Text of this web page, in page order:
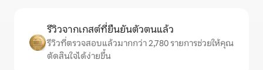
รีวิวจากเกสต์ที่ยืนยันตัวตนแล้ว
รีวิวที่ตรวจสอบแล้วมากกว่า 2,780 รายการช่วยให้คุณ
ตัดสินใจได้ง่ายขึ้น